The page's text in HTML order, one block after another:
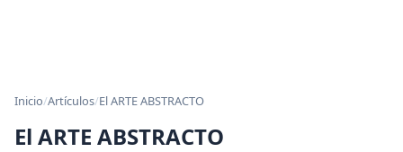
Inicio/Artículos/El ARTE ABSTRACTO
El ARTE ABSTRACTO